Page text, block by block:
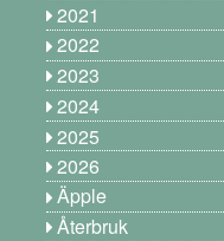
2021
2022
2023
2024
2025
2026
Äpple
Återbruk